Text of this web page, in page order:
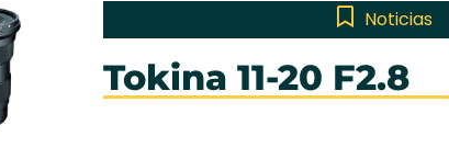
Noticias
Tokina 11-20 F2.8